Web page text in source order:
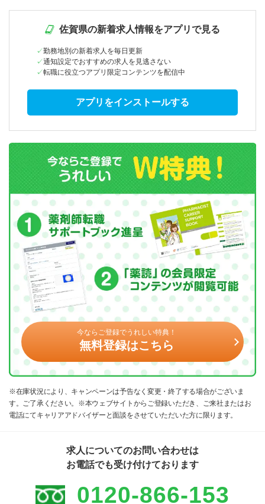
佐賀県の新着求人情報をアプリで見る
勤務地別の新着求人を毎日更新
通知設定でおすすめの求人を見逃さない
転職に役立つアプリ限定コンテンツを配信中
アプリをインストールする
今ならご登録でうれしい特典！
無料登録はこちら
※在庫状況により、キャンペーンは予告なく変更・終了する場合がございま
す。ご了承ください。※本ウェブサイトからご登録いただき、ご来社またはお
電話にてキャリアアドバイザーと面談をさせていただいた方に限ります。
求人についてのお問い合わせは
お電話でも受け付けております
0120-866-153